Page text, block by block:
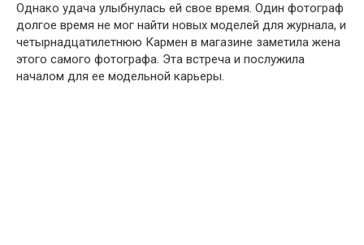
Однако удача улыбнулась ей свое время. Один фотограф
долгое время не мог найти новых моделей для журнала, и
четырнадцатилетнюю Кармен в магазине заметила жена
этого самого фотографа. Эта встреча и послужила
началом для ее модельной карьеры.